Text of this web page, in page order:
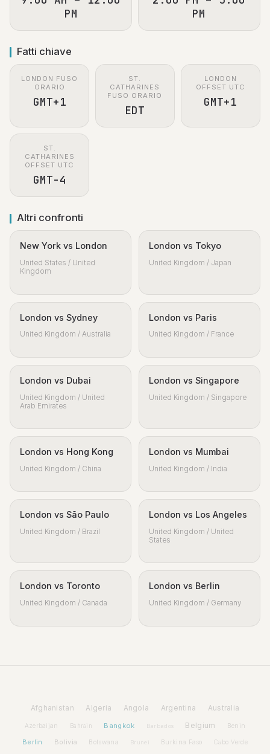
PM
PM
Fatti chiave
LONDON FUSO
ORARIO
GMT+1
ST.
CATHARINES
FUSO ORARIO
EDT
LONDON
OFFSET UTC
GMT+1
ST.
CATHARINES
OFFSET UTC
GMT-4
Altri confronti
New York vs London
United States / United
Kingdom
London vs Tokyo
United Kingdom / Japan
London vs Sydney
United Kingdom / Australia
London vs Paris
United Kingdom / France
London vs Dubai
United Kingdom / United
Arab Emirates
London vs Singapore
United Kingdom / Singapore
London vs Hong Kong
United Kingdom / China
London vs Mumbai
United Kingdom / India
London vs São Paulo
United Kingdom / Brazil
London vs Los Angeles
United Kingdom / United
States
London vs Toronto
United Kingdom / Canada
London vs Berlin
United Kingdom / Germany
Afghanistan Algeria Angola Argentina Australia
Azerbaijan Bahrain Bangkok Barbados Belgium Benin
Berlin Bolivia Botswana Brunei Burkina Faso Cabo Verde